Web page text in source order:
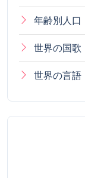
年齢別人口
世界の国歌
世界の言語